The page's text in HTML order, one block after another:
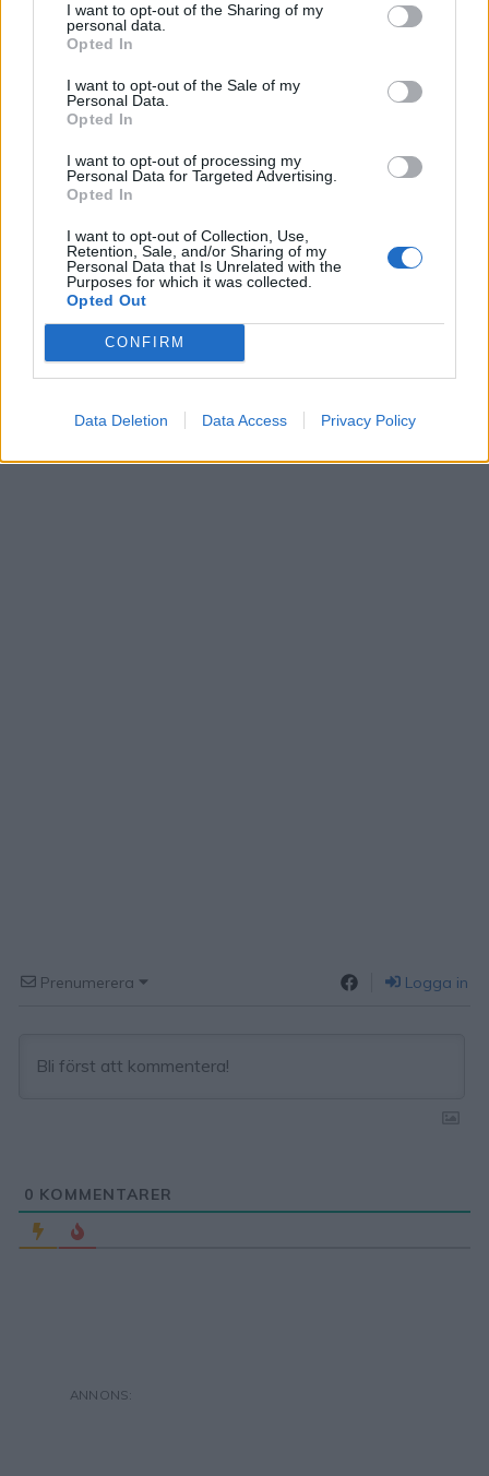
I want to opt-out of the Sharing of my
personal data.
Opted In
I want to opt-out of the Sale of my
Personal Data.
Opted In
I want to opt-out of processing my
Personal Data for Targeted Advertising.
Opted In
I want to opt-out of Collection, Use,
Retention, Sale, and/or Sharing of my
Personal Data that Is Unrelated with the
Purposes for which it was collected.
Opted Out
CONFIRM
Data Deletion Data Access Privacy Policy
Här hittar du fler goda brödrecept – klicka här!
Prenumerera Logga in
0 KOMMENTARER